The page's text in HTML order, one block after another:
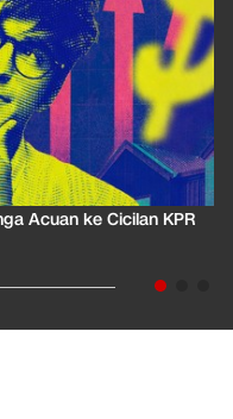
Acuan ke Cicilan KPR